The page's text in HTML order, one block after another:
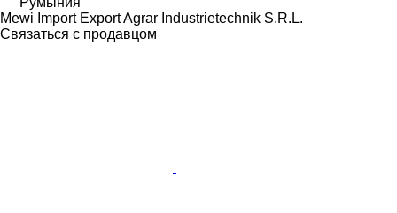
Mewi Import Export Agrar Industrietechnik S.R.L.
Связаться с продавцом